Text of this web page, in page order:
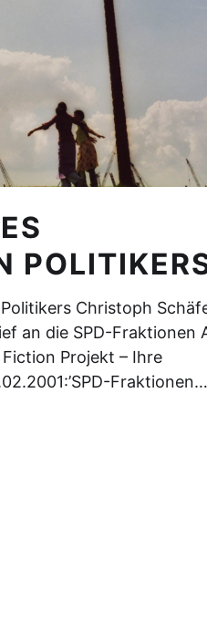
Christoph
an die SPD-Fraktionen
Projekt – Ihre
Fraktionen…